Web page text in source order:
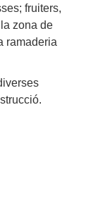
fruiters,
zona de
ramaderia